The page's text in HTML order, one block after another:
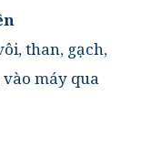
than, gạch,
máy qua